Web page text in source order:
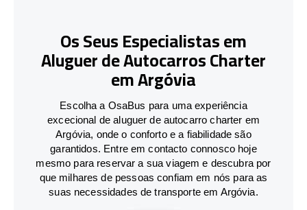
Os Seus Especialistas em
Aluguer de Autocarros Charter
em Argóvia
Escolha a OsaBus para uma experiência
excecional de aluguer de autocarro charter em
Argóvia, onde o conforto e a fiabilidade são
garantidos. Entre em contacto connosco hoje
mesmo para reservar a sua viagem e descubra por
que milhares de pessoas confiam em nós para as
suas necessidades de transporte em Argóvia.